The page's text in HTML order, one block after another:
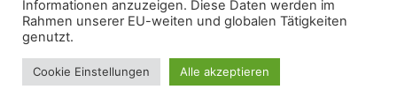
Informationen anzuzeigen. Diese Daten werden im
Rahmen unserer EU-weiten und globalen Tätigkeiten
genutzt.
Cookie Einstellungen Alle akzeptieren